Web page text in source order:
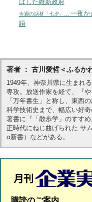
ばした維新政府
今週の話材「七夕」… 一夜か
語
著者 ： 古川愛哲＜ふるか
1949年、神奈川県に生まれ
専攻。放送作家を経て、『
「万年書生」と称し、東西
科学技術史まで、幅広い好
著書に『「散歩学」のすす
正時代にねじ曲げられた サ
α新書）などがある。